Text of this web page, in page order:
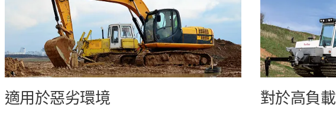
適用於惡劣環境 對於高負載